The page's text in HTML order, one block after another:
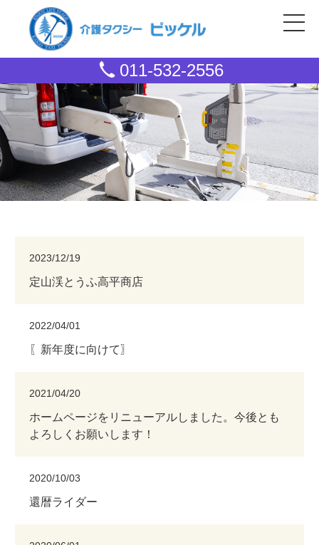
011-532-2556
2023/12/19
定山渓とうふ高平商店
2022/04/01
〖新年度に向けて〗
2021/04/20
ホームページをリニューアルしました。今後とも
よろしくお願いします！
2020/10/03
還暦ライダー